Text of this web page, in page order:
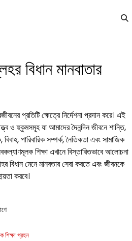
বিধান মানবাতার
প্রতিটি ক্ষেত্রে নির্দেশনা প্রদান করে। এই
ও হুকুমসমূহ যা আমাদের দৈনন্দিন জীবনে শান্তি,
পারিবারিক সম্পর্ক, নৈতিকতা এবং সামাজিক
শিক্ষা এখানে বিস্তারিতভাবে আলোচনা
বিধান মেনে মানবতার সেবা করতে এবং জীবনকে
করবে।
শিক্ষা গ্রহন